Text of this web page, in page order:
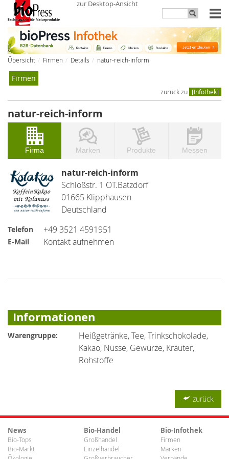
zur Desktop-Ansicht
Übersicht Firmen Details natur-reich-inform
Firmen
zurück zu [Infothek]
natur-reich-inform
Firma Marken Produkte Messen
natur-reich-inform
Schloßstr. 1 OT.Batzdorf
01665 Klipphausen
Deutschland
Telefon +49 3521 4591951
E-Mail Kontakt aufnehmen
Informationen
Warengruppe:
Heißgetränke, Tee, Trinkschokolade,
Kakao, Nüsse, Gewürze, Kräuter,
Rohstoffe
zurück
News
Bio-Tops
Bio-Markt
Bio-Handel
Großhandel
Einzelhandel
Bio-Infothek
Firmen
Marken